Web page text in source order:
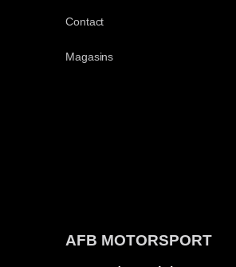
Contact
Magasins
AFB MOTORSPORT